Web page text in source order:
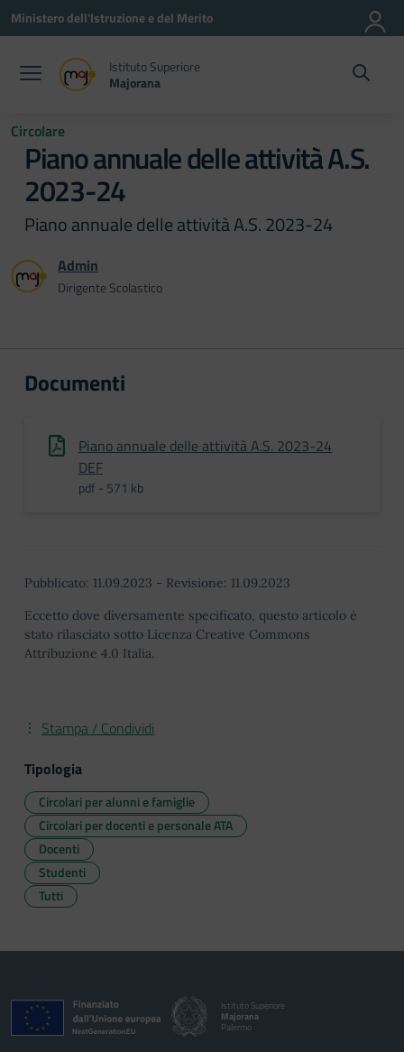
Vai ai contenuti
Vai al menu di navigazione
Vai al footer
Ministero dell'Istruzione e del Merito
Istituto Superiore
Majorana
Circolare
Piano annuale delle attività A.S.
2023-24
Piano annuale delle attività A.S. 2023-24
Admin
Dirigente Scolastico
Documenti
Piano annuale delle attività A.S. 2023-24
DEF
pdf - 571 kb
Pubblicato: 11.09.2023 - Revisione: 11.09.2023
Eccetto dove diversamente specificato, questo articolo è
stato rilasciato sotto Licenza Creative Commons
Attribuzione 4.0 Italia.
Stampa / Condividi
Tipologia
Circolari per alunni e famiglie
Circolari per docenti e personale ATA
Docenti
Studenti
Tutti
Istituto Superiore
Majorana
Palermo